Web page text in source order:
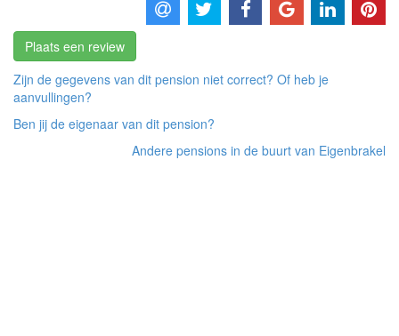
Plaats een review
Zijn de gegevens van dit pension niet correct? Of heb je
aanvullingen?
Ben jij de eigenaar van dit pension?
Andere pensions in de buurt van Eigenbrakel